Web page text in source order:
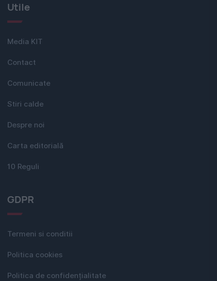
Utile
Media KIT
Contact
Comunicate
Stiri calde
Despre noi
Carta editorială
10 Reguli
GDPR
Termeni si conditii
Politica cookies
Politica de confidențialitate